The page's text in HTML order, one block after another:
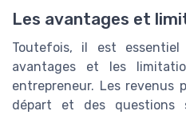
Les avantages et
Toutefois, il est
avantages et les
entrepreneur. Les revenus
départ et des